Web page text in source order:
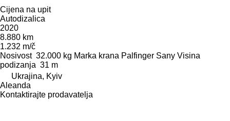
Cijena na upit
Autodizalica
2020
8.880 km
1.232 m/č
Nosivost 32.000 kg Marka krana Palfinger Sany Visina
podizanja 31 m
Ukrajina, Kyiv
Aleanda
Kontaktirajte prodavatelja